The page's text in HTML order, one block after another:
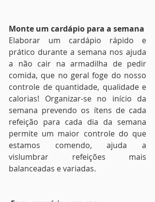
Monte um cardápio para a semana
Elaborar um cardápio rápido e
prático durante a semana nos ajuda
a não cair na armadilha de pedir
comida, que no geral foge do nosso
controle de quantidade, qualidade e
calorias! Organizar-se no início da
semana prevendo os ítens de cada
refeição para cada dia da semana
permite um maior controle do que
estamos comendo, ajuda a
vislumbrar refeições mais
balanceadas e variadas.